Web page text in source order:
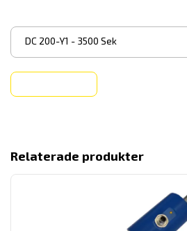
DC 200-Y1 - 3500 Sek
Relaterade produkter